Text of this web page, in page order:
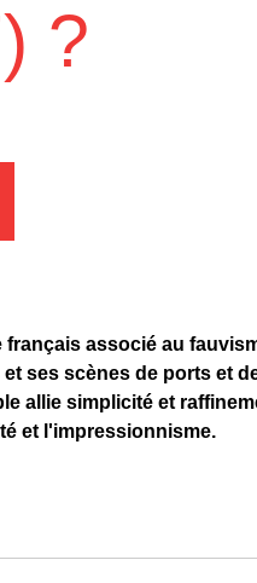
?
français associé au
ses scènes de ports et
allie simplicité et
et l'impressionnisme.